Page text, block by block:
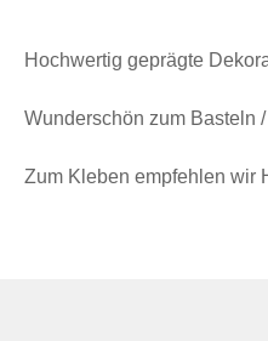
Hochwertig geprägte
Wunderschön zum Basteln
Zum Kleben empfehlen wir